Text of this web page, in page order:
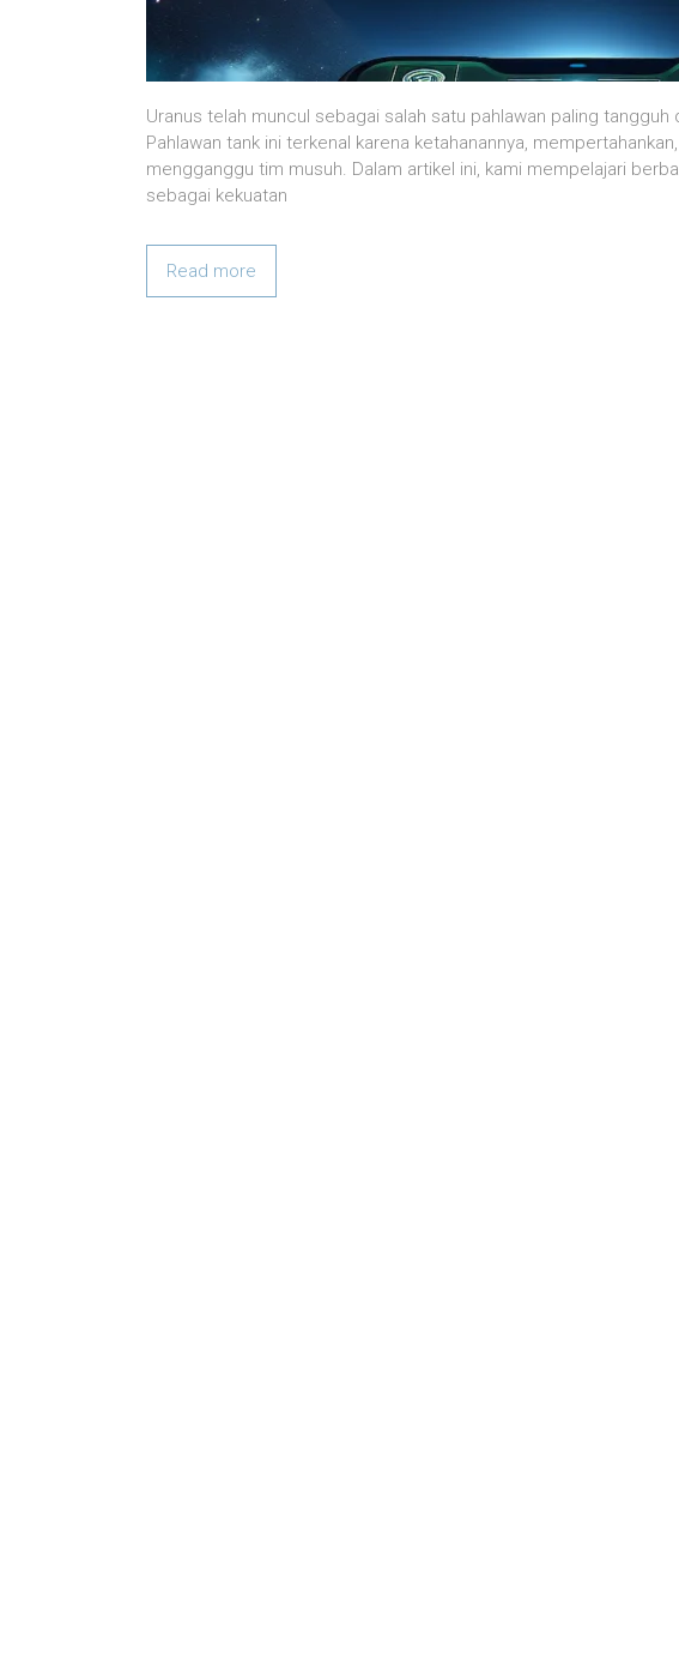
Uranus telah muncul sebagai salah satu pahlawan paling
Pahlawan tank ini terkenal karena ketahanannya,
mengganggu tim musuh. Dalam artikel ini, kami mempelajari
sebagai kekuatan
Read more